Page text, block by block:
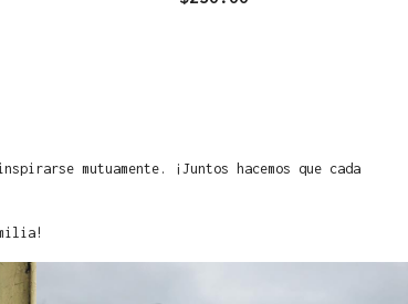
mutuamente. ¡Juntos hacemos que cada